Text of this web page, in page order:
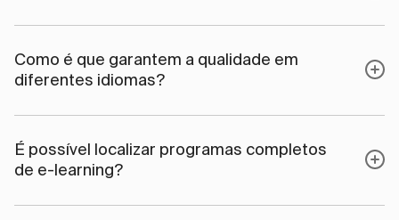
Como é que garantem a qualidade em
diferentes idiomas?
É possível localizar programas completos
de e-learning?